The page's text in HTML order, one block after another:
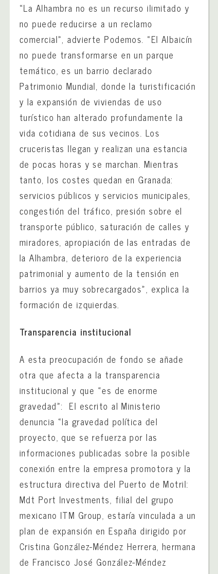
«La Alhambra no es un recurso ilimitado y
no puede reducirse a un reclamo
comercial», advierte Podemos. «El Albaicín
no puede transformarse en un parque
temático, es un barrio declarado
Patrimonio Mundial, donde la turistificación
y la expansión de viviendas de uso
turístico han alterado profundamente la
vida cotidiana de sus vecinos. Los
cruceristas llegan y realizan una estancia
de pocas horas y se marchan. Mientras
tanto, los costes quedan en Granada:
servicios públicos y servicios municipales,
congestión del tráfico, presión sobre el
transporte público, saturación de calles y
miradores, apropiación de las entradas de
la Alhambra, deterioro de la experiencia
patrimonial y aumento de la tensión en
barrios ya muy sobrecargados», explica la
formación de izquierdas.
Transparencia institucional
A esta preocupación de fondo se añade
otra que afecta a la transparencia
institucional y que «es de enorme
gravedad»: El escrito al Ministerio
denuncia «la gravedad política del
proyecto, que se refuerza por las
informaciones publicadas sobre la posible
conexión entre la empresa promotora y la
estructura directiva del Puerto de Motril:
Mdt Port Investments, filial del grupo
mexicano ITM Group, estaría vinculada a un
plan de expansión en España dirigido por
Cristina González-Méndez Herrera, hermana
de Francisco José González-Méndez